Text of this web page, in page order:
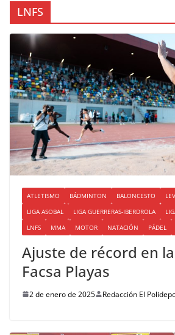
LNFS
ATLETISMO BÁDMINTON BALONCESTO
LIGA ASOBAL
LIGA GUERRERAS-IBERDROLA
LNFS
MMA MOTOR NATACIÓN PÁDEL
Ajuste de récord en
Facsa Playas
2 de enero de 2025 Redacción El